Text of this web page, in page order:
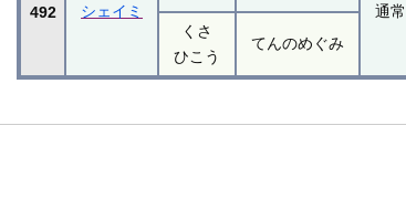
492 シェイミ
通常
くさ
ひこう
てんのめぐみ